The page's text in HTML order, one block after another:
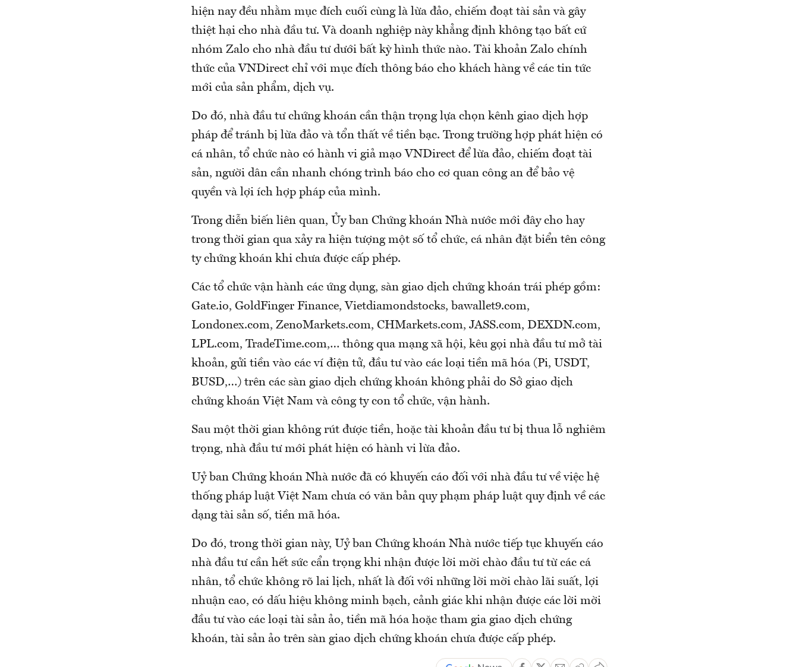
hiện nay đều nhằm mục đích cuối cùng là lừa đảo, chiếm đoạt tài sản và gây
thiệt hại cho nhà đầu tư. Và doanh nghiệp này khẳng định không tạo bất cứ
nhóm Zalo cho nhà đầu tư dưới bất kỳ hình thức nào. Tài khoản Zalo chính
thức của VNDirect chỉ với mục đích thông báo cho khách hàng về các tin tức
mới của sản phẩm, dịch vụ.
Do đó, nhà đầu tư chứng khoán cần thận trọng lựa chọn kênh giao dịch hợp
pháp để tránh bị lừa đảo và tổn thất về tiền bạc. Trong trường hợp phát hiện có
cá nhân, tổ chức nào có hành vi giả mạo VNDirect để lừa đảo, chiếm đoạt tài
sản, người dân cần nhanh chóng trình báo cho cơ quan công an để bảo vệ
quyền và lợi ích hợp pháp của mình.
Trong diễn biến liên quan, Ủy ban Chứng khoán Nhà nước mới đây cho hay
trong thời gian qua xảy ra hiện tượng một số tổ chức, cá nhân đặt biển tên công
ty chứng khoán khi chưa được cấp phép.
Các tổ chức vận hành các ứng dụng, sàn giao dịch chứng khoán trái phép gồm:
Gate.io, GoldFinger Finance, Vietdiamondstocks, bawallet9.com,
Londonex.com, ZenoMarkets.com, CHMarkets.com, JASS.com, DEXDN.com,
LPL.com, TradeTime.com,… thông qua mạng xã hội, kêu gọi nhà đầu tư mở tài
khoản, gửi tiền vào các ví điện tử, đầu tư vào các loại tiền mã hóa (Pi, USDT,
BUSD,…) trên các sàn giao dịch chứng khoán không phải do Sở giao dịch
chứng khoán Việt Nam và công ty con tổ chức, vận hành.
Sau một thời gian không rút được tiền, hoặc tài khoản đầu tư bị thua lỗ nghiêm
trọng, nhà đầu tư mới phát hiện có hành vi lừa đảo.
Uỷ ban Chứng khoán Nhà nước đã có khuyến cáo đối với nhà đầu tư về việc hệ
thống pháp luật Việt Nam chưa có văn bản quy phạm pháp luật quy định về các
dạng tài sản số, tiền mã hóa.
Do đó, trong thời gian này, Uỷ ban Chứng khoán Nhà nước tiếp tục khuyến cáo
nhà đầu tư cần hết sức cẩn trọng khi nhận được lời mời chào đầu tư từ các cá
nhân, tổ chức không rõ lai lịch, nhất là đối với những lời mời chào lãi suất, lợi
nhuận cao, có dấu hiệu không minh bạch, cảnh giác khi nhận được các lời mời
đầu tư vào các loại tài sản ảo, tiền mã hóa hoặc tham gia giao dịch chứng
khoán, tài sản ảo trên sàn giao dịch chứng khoán chưa được cấp phép.